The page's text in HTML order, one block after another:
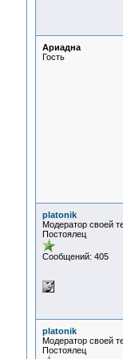
Ариадна
Гость
platonik
Модератор своей
Постоялец
Сообщений: 405
platonik
Модератор своей
Постоялец